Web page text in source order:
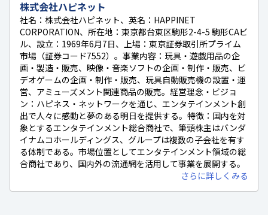
株式会社ハピネット
社名：株式会社ハピネット、英名：HAPPINET
CORPORATION、所在地：東京都台東区駒形2-4-5 駒形CAビ
ル、設立：1969年6月7日、上場：東京証券取引所プライム
市場（証券コード7552）。事業内容：玩具・遊戯用品の企
画・製造・販売、映像・音楽ソフトの企画・制作・販売、ビ
デオゲームの企画・制作・販売、玩具自動販売機の設置・運
営、アミューズメント関連商品の販売。経営理念・ビジョ
ン：ハピネス・ネットワークを通じ、エンタテインメント創
出で人々に感動と夢のある明日を提供する。特徴：国内を対
象とするエンタテインメント総合商社で、筆頭株主はバンダ
イナムコホールディングス、グループは複数の子会社を有す
る体制である。市場位置としてエンタテインメント領域の総
合商社であり、国内外の流通網を活用して事業を展開する。
さらに詳しくみる